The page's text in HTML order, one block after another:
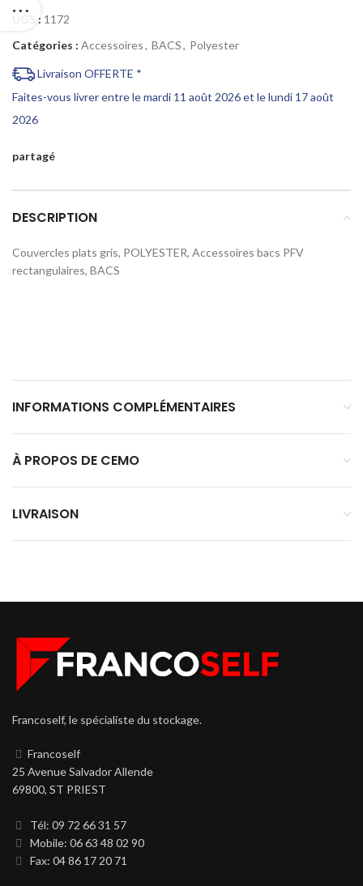
UGS : 1172
Catégories : Accessoires, BACS, Polyester
Livraison OFFERTE *
Faites-vous livrer entre le mardi 11 août 2026 et le lundi 17 août
2026
partagé
DESCRIPTION
Couvercles plats gris, POLYESTER, Accessoires bacs PFV
rectangulaires, BACS
INFORMATIONS COMPLÉMENTAIRES
À PROPOS DE CEMO
LIVRAISON
Francoself, le spécialiste du stockage.
Francoself
25 Avenue Salvador Allende
69800, ST PRIEST
Tél: 09 72 66 31 57
Mobile: 06 63 48 02 90
Fax: 04 86 17 20 71